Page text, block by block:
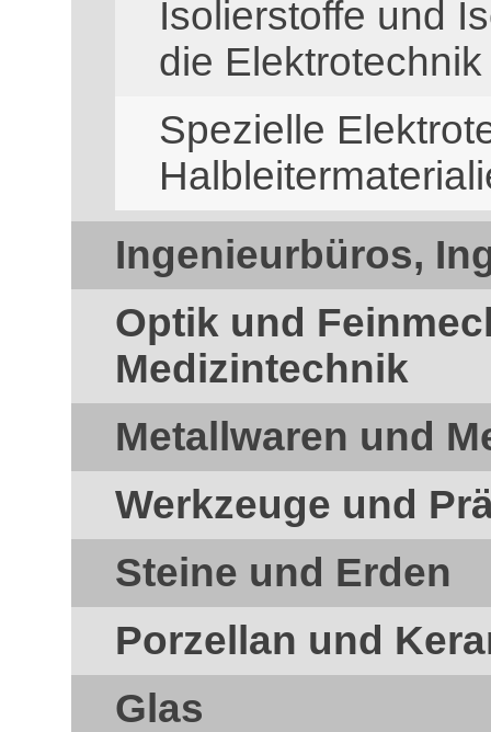
Isolierstoffe und
die
Spezielle
Ingenieurbüros,
Optik und
Medizintechnik
Metallwaren und
Werkzeuge und
Steine und Erden
Porzellan und
Glas